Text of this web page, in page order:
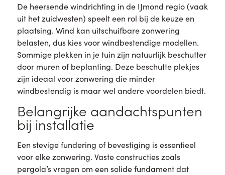
De heersende windrichting in de IJmond regio (vaak
uit het zuidwesten) speelt een rol bij de keuze en
plaatsing. Wind kan uitschuifbare zonwering
belasten, dus kies voor windbestendige modellen.
Sommige plekken in je tuin zijn natuurlijk beschutter
door muren of beplanting. Deze beschutte plekjes
zijn ideaal voor zonwering die minder
windbestendig is maar wel andere voordelen biedt.
Belangrijke aandachtspunten
bij installatie
Een stevige fundering of bevestiging is essentieel
voor elke zonwering. Vaste constructies zoals
pergola’s vragen om een solide fundament dat